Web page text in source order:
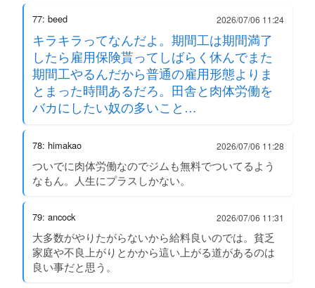
77: beed 2026/07/06 11:24
キラキラってなんだよ。期間工は期間満了
したら雇用保険貰ってしばらく休んでまた
期間工やるんだから普通の雇用形態よりま
とまった時間あるだろ。田舎と肉体労働を
バカにしたい奴の多いこと…
78: himakao 2026/07/06 11:28
ついでに肉体労働なのでジムも無料でついてるよう
なもん。人生にプラスしかない。
79: ancock 2026/07/06 11:31
大多数がやりたがらないから給料良いのでは。貧乏
家庭や不良上がりとかから這い上がる道があるのは
良い事だと思う。